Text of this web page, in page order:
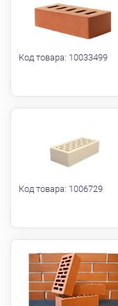
Код товара: 10033499
Код товара: 1006729